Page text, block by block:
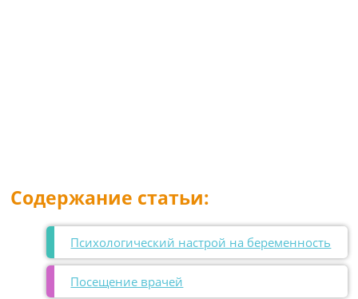
Содержание статьи:
Психологический настрой на беременность
Посещение врачей